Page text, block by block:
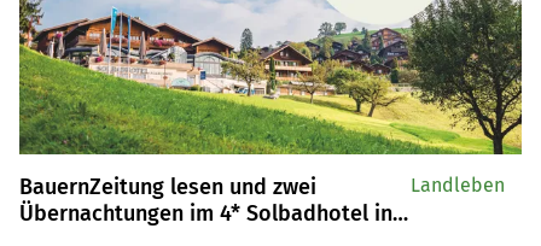
BauernZeitung lesen und zwei
Übernachtungen im 4* Solbadhotel in
Landleben